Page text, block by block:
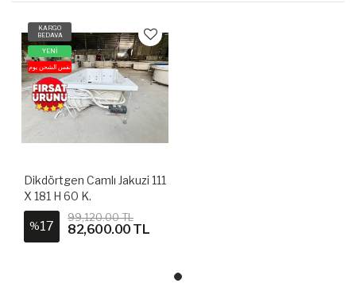
KARGO
BEDAVA
YENİ
نفس الشحن يوم
Dikdörtgen Camlı Jakuzi 111
X 181 H 60 K.
%17
99,120.00 TL
82,600.00 TL